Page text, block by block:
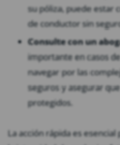
su póliza, puede estar
de conductor sin
Consulte con un
importante en casos
navegar por las
seguros y asegurar
protegidos.
La acción rápida es